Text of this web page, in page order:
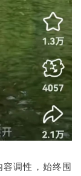
调性，始终围